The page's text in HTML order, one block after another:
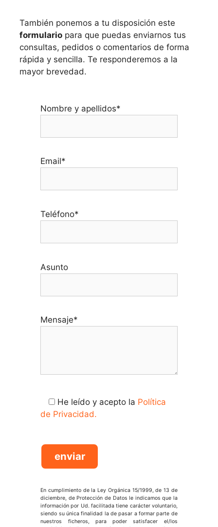
También ponemos a tu disposición este
formulario para que puedas enviarnos tus
consultas, pedidos o comentarios de forma
rápida y sencilla. Te responderemos a la
mayor brevedad.
Nombre y apellidos*
Email*
Teléfono*
Asunto
Mensaje*
He leído y acepto la Política
de Privacidad.
En cumplimiento de la Ley Orgánica 15/1999, de 13 de
diciembre, de Protección de Datos le indicamos que la
información por Ud. facilitada tiene carácter voluntario,
siendo su única finalidad la de pasar a formar parte de
nuestros ficheros, para poder satisfacer el/los